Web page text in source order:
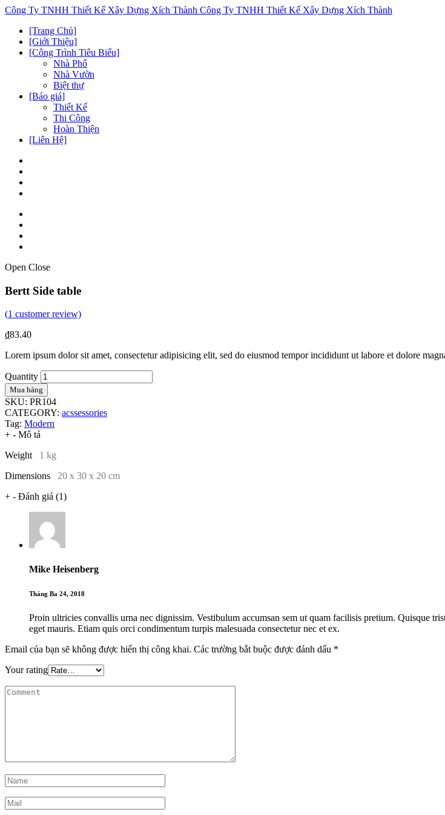
Công Ty TNHH Thiết Kế Xây Dựng Xích Thành Công Ty TNHH Thiết Kế Xây Dựng Xích Thành
[Trang Chủ]
[Giới Thiệu]
[Công Trình Tiêu Biểu]
Nhà Phố
Nhà Vườn
Biệt thự
[Báo giá]
Thiết Kế
Thi Công
Hoàn Thiện
[Liên Hệ]
Open Close
Bertt Side table
(1 customer review)
₫83.40
Lorem ipsum dolor sit amet, consectetur adipisicing elit, sed do eiusmod tempor incididunt ut labore et dolore
Quantity
Mua hàng
SKU: PR104
CATEGORY: acssessories
Tag: Modern
+ - Mô tả
Weight 1 kg
Dimensions 20 x 30 x 20 cm
+ - Đánh giá (1)
Mike Heisenberg
Tháng Ba 24, 2018
Proin ultricies convallis urna nec dignissim. Vestibulum accumsan sem ut quam facilisis pretium. Quisque
eget mauris. Etiam quis orci condimentum turpis malesuada consectetur nec et ex.
Email của bạn sẽ không được hiển thị công khai. Các trường bắt buộc được đánh dấu *
Your rating